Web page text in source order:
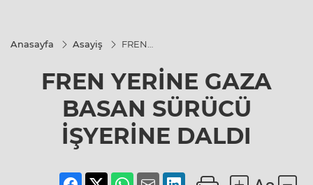
Anasayfa Asayiş
FREN
BASAN
SÜRÜCÜ
İŞYERİNE
DALDI
FREN YERİNE GAZA
BASAN SÜRÜCÜ
İŞYERİNE DALDI